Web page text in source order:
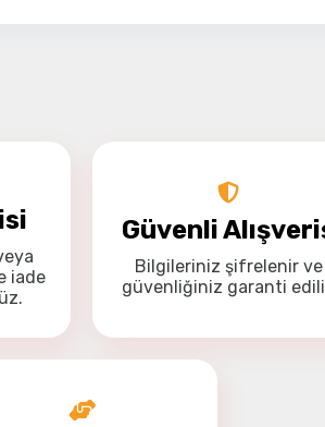
görmek için hemen tıklayın.
için hemen tıklayın.
siz yapın!
iade
.
Güvenli
Bilgileriniz şifrelenirve
güvenliğiniz garanti